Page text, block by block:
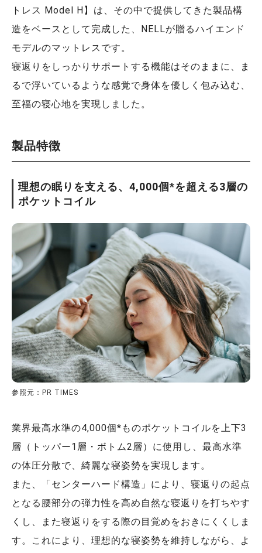
トレス Model H】は、その中で提供してきた製品構
造をベースとして完成した、NELLが贈るハイエンド
モデルのマットレスです。
寝返りをしっかりサポートする機能はそのままに、ま
るで浮いているような感覚で身体を優しく包み込む、
至福の寝心地を実現しました。
製品特徴
理想の眠りを支える、4,000個*を超える3層の
ポケットコイル
参照元：PR TIMES
業界最高水準の4,000個*ものポケットコイルを上下3
層（トッパー1層・ボトム2層）に使用し、最高水準
の体圧分散で、綺麗な寝姿勢を実現します。
また、「センターハード構造」により、寝返りの起点
となる腰部分の弾力性を高め自然な寝返りを打ちやす
くし、また寝返りをする際の目覚めをおきにくくしま
す。これにより、理想的な寝姿勢を維持しながら、よ